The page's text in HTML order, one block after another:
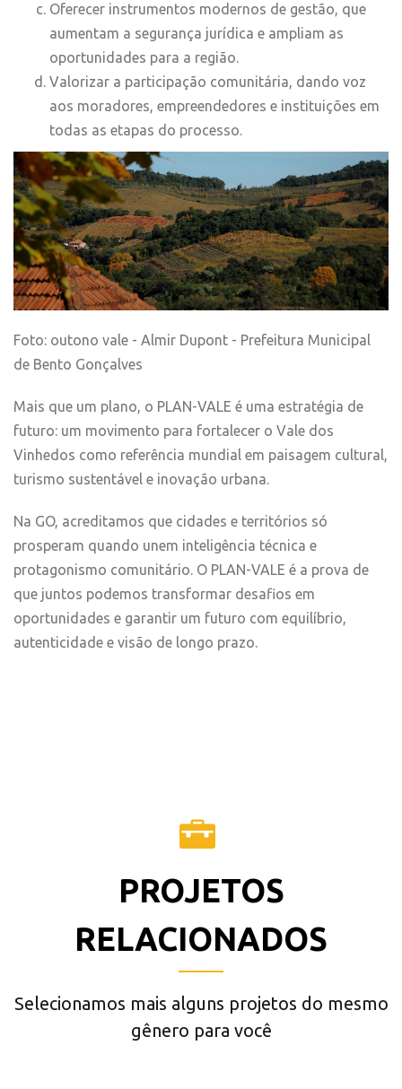
Oferecer instrumentos modernos de gestão, que
aumentam a segurança jurídica e ampliam as
oportunidades para a região.
Valorizar a participação comunitária, dando voz
aos moradores, empreendedores e instituições em
todas as etapas do processo.
Foto: outono vale - Almir Dupont - Prefeitura Municipal
de Bento Gonçalves
Mais que um plano, o PLAN-VALE é uma estratégia de
futuro: um movimento para fortalecer o Vale dos
Vinhedos como referência mundial em paisagem cultural,
turismo sustentável e inovação urbana.
Na GO, acreditamos que cidades e territórios só
prosperam quando unem inteligência técnica e
protagonismo comunitário. O PLAN-VALE é a prova de
que juntos podemos transformar desafios em
oportunidades e garantir um futuro com equilíbrio,
autenticidade e visão de longo prazo.
PROJETOS
RELACIONADOS
Selecionamos mais alguns projetos do mesmo
gênero para você